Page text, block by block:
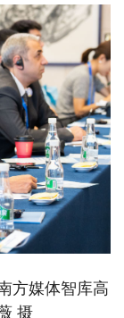
方媒体智库高
摄